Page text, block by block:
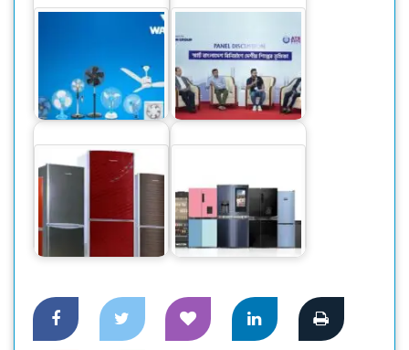
চলতি মাসে ভারতে ৫০
লাখ টাকার ফ্যান রপ্তানি
করেছে ওয়ালটন
স্মার্ট বাংলাদেশ বিনির্মাণে
‘সেন্ট্রাল ফোরাম’ গঠনের
আহ্বান
দেশি ফ্রিজে স্বপ্নপূরণ
এআইওটি বেজড সর্বোচ্চ
কনভার্টিবল ও ভিন্ন
ভিন্ন…